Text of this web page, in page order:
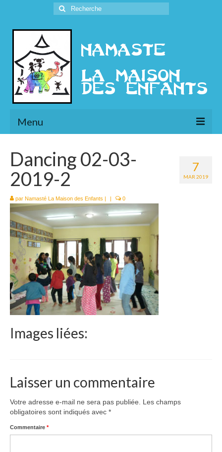
Rechercher
:
Menu
Présentation
l’Ethique
Historique
Le Népal
Documents
Parrainages
Missions 2023
Actualités
Nous contacter
7
MAR 2019
Dancing 02-03-
2019-2
par Namasté La Maison des Enfants | | 0
Images liées:
Laisser un commentaire
Votre adresse e-mail ne sera pas publiée.
Les champs
obligatoires sont indiqués avec *
Commentaire *